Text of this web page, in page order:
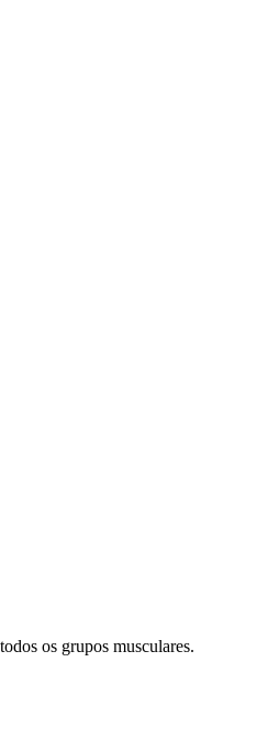
os grupos musculares.